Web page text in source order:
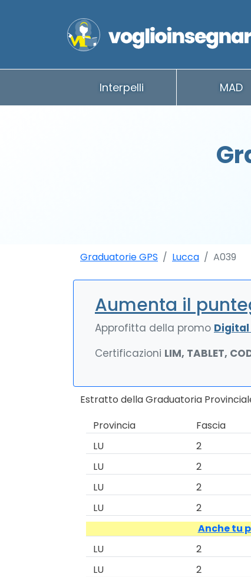
Interpelli MAD
Graduatorie GPS Lucca A039
Aumenta il
Approfitta della promo Digital
Certificazioni LIM, TABLET,
Estratto della Graduatoria
Provincia
Fascia
LU
2
LU
2
LU
2
LU
2
Anche tu
LU
2
LU
2